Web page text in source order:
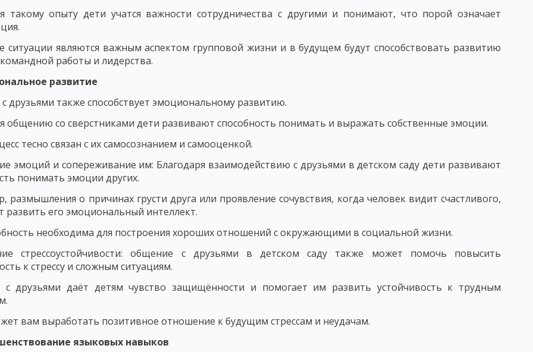
– БЕСЕДА МЕТОДЫ ПЕДАГОГИЧЕСКОГО ИССЛЕДОВАНИЯ: ИНТЕРВЬЮ
ВИДЫ ТЕСТОВ В ПЕДАГОГИКЕ ПЕДАГОГИЧЕСКИЙ ПРОЦЕСС И ЕГО ОБЩАЯ ХАРАКТЕРИСТИКА
КОМПОНЕНТЫ ПЕДАГОГИЧЕСКОГО ПРОЦЕССА
ФОРМИРОВАНИЯ ЛИЧНОСТИ ЗАКОНОМЕРНОСТИ ФОРМИРОВАНИЯ УЧЕНИЧЕСКИХ КОЛЛЕКТИВОВ
ПРОЦЕССА СОДЕРЖАНИЕ ПЕДАГОГИЧЕСКОЙ ДЕЯТЕЛЬНОСТИ И ФУНКЦИИ ПЕДАГОГА
ОПЫТ, ПРОФЕССИОНАЛЬНАЯ КОМПЕТЕНТНОСТЬ ПЕДАГОГА
ТЕХНИКА: РЕЧЬ ПЕДАГОГА, УМЕНИЕ ПЕДАГОГА УПРАВЛЯТЬ
ОСНОВНЫЕ ТРЕБОВАНИЯ К УЧИТЕЛЮ: КОММУНИКАБЕЛЬНОСТЬ, ПЕДАГОГИЧЕСКОЕ ОБЩЕНИЕ
ПЕДАГОГИЧЕСКОГО ОБЩЕНИЯ СТИЛИ ПЕДАГОГИЧЕСКОГО ОБЩЕНИЯ
ПЕДАГОГИЧЕСКОЕ ТВОРЧЕСТВО ХАРАКТЕРИСТИКИ И СВОЙСТВА ТВОРЧЕСКОГО МЫШЛЕНИЯ
МАСТЕРСТВА
СИСТЕМА УШИНСКОГО
Н. ПИРОГОВ И Б. ГРИНЧЕНКО ИСТОРИЯ РАЗВИТИЯ ДИДАКТИКИ: ДИСТЕРВЕГ И ДЬЮИ
такому опыту дети учатся важности сотрудничества с другими и понимают, что порой означает
ситуации являются важным аспектом групповой жизни и в будущем будут способствовать развитию
работы и лидерства.
развитие
друзьями также способствует эмоциональному развитию.
общению со сверстниками дети развивают способность понимать и выражать собственные эмоции.
тесно связан с их самосознанием и самооценкой.
эмоций и сопереживание им: Благодаря взаимодействию с друзьями в детском саду дети развивают
понимать эмоции других.
размышления о причинах грусти друга или проявление сочувствия, когда человек видит счастливого,
развить его эмоциональный интеллект.
необходима для построения хороших отношений с окружающими в социальной жизни.
стрессоустойчивости: общение с друзьями в детском саду также может помочь повысить
к стрессу и сложным ситуациям.
друзьями даёт детям чувство защищённости и помогает им развить устойчивость к трудным
вам выработать позитивное отношение к будущим стрессам и неудачам.
языковых навыков